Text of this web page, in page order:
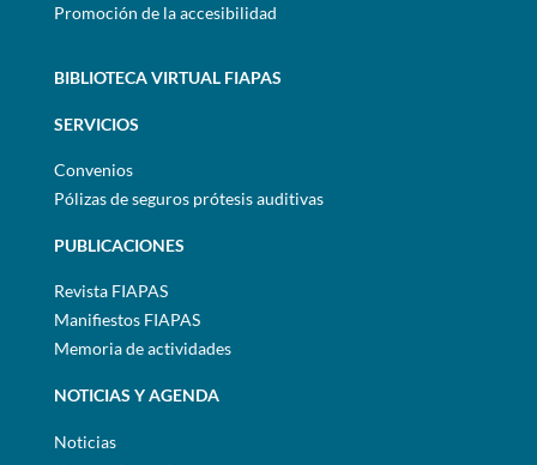
Promoción de la accesibilidad
BIBLIOTECA VIRTUAL FIAPAS
SERVICIOS
Convenios
Pólizas de seguros prótesis auditivas
PUBLICACIONES
Revista FIAPAS
Manifiestos FIAPAS
Memoria de actividades
NOTICIAS Y AGENDA
Noticias